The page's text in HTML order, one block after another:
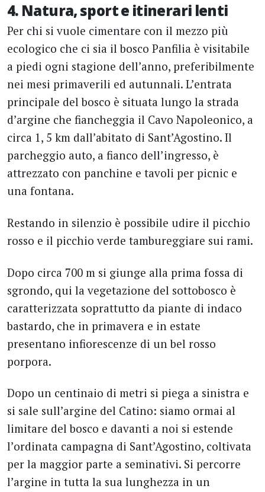
4. Natura, sport e itinerari lenti
Per chi si vuole cimentare con il mezzo più
ecologico che ci sia il bosco Panfilia è visitabile
a piedi ogni stagione dell’anno, preferibilmente
nei mesi primaverili ed autunnali. L’entrata
principale del bosco è situata lungo la strada
d’argine che fiancheggia il Cavo Napoleonico, a
circa 1, 5 km dall’abitato di Sant’Agostino. Il
parcheggio auto, a fianco dell’ingresso, è
attrezzato con panchine e tavoli per picnic e
una fontana.
Restando in silenzio è possibile udire il picchio
rosso e il picchio verde tambureggiare sui rami.
Dopo circa 700 m si giunge alla prima fossa di
sgrondo, qui la vegetazione del sottobosco è
caratterizzata soprattutto da piante di indaco
bastardo, che in primavera e in estate
presentano infiorescenze di un bel rosso
porpora.
Dopo un centinaio di metri si piega a sinistra e
si sale sull’argine del Catino: siamo ormai al
limitare del bosco e davanti a noi si estende
l’ordinata campagna di Sant’Agostino, coltivata
per la maggior parte a seminativi. Si percorre
l’argine in tutta la sua lunghezza in un